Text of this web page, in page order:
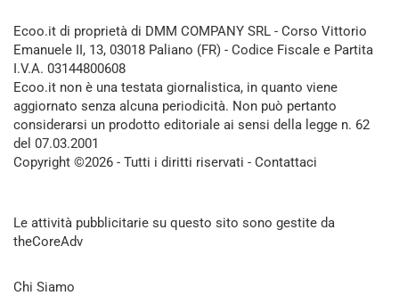
Ecoo.it di proprietà di DMM COMPANY SRL - Corso Vittorio
Emanuele II, 13, 03018 Paliano (FR) - Codice Fiscale e Partita
I.V.A. 03144800608
Ecoo.it non è una testata giornalistica, in quanto viene
aggiornato senza alcuna periodicità. Non può pertanto
considerarsi un prodotto editoriale ai sensi della legge n. 62
del 07.03.2001
Copyright ©2026 - Tutti i diritti riservati - Contattaci
Le attività pubblicitarie su questo sito sono gestite da
theCoreAdv
Chi Siamo